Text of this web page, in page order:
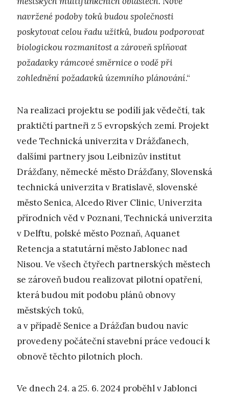
navržené podoby toků budou společnosti
poskytovat celou řadu užitků, budou podporovat
biologickou rozmanitost a zároveň splňovat
požadavky rámcové směrnice o vodě při
zohlednění požadavků územního plánování.“
Na realizaci projektu se podílí jak vědečtí, tak
praktičtí partneři z 5 evropských zemí. Projekt
vede Technická univerzita v Drážďanech,
dalšími partnery jsou Leibnizův institut
Drážďany, německé město Drážďany, Slovenská
technická univerzita v Bratislavě, slovenské
město Senica, Alcedo River Clinic, Univerzita
přírodních věd v Poznani, Technická univerzita
v Delftu, polské město Poznaň, Aquanet
Retencja a statutární město Jablonec nad
Nisou. Ve všech čtyřech partnerských městech
se zároveň budou realizovat pilotní opatření,
která budou mít podobu plánů obnovy
městských toků,
a v případě Senice a Drážďan budou navíc
provedeny počáteční stavební práce vedoucí k
obnově těchto pilotních ploch.
Ve dnech 24. a 25. 6. 2024 proběhl v Jablonci